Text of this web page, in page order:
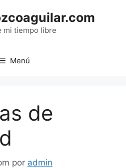
mi tiempo libre
Menú
de
por admin